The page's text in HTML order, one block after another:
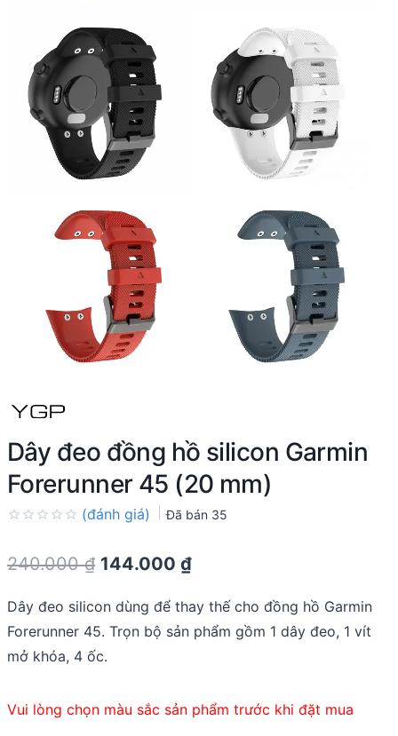
Dây đeo đồng hồ silicon Garmin
Forerunner 45 (20 mm)
out
(đánh giá) Đã bán 35
240.000₫ Original
was:
240.000 ₫.
144.000 ₫Current
is:
144.000 ₫.
Dây đeo silicon dùng để thay thế cho đồng hồ Garmin
Forerunner 45. Trọn bộ sản phẩm gồm 1 dây đeo, 1 vít
mở khóa, 4 ốc.
Vui lòng chọn màu sắc sản phẩm trước khi đặt mua